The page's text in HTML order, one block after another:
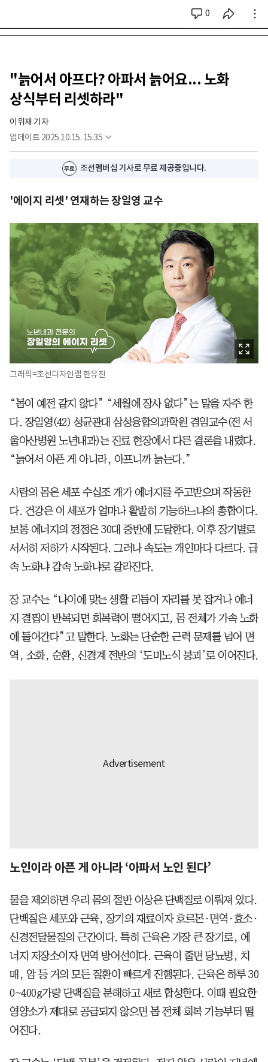
0
시리즈 전체
"늙어서 아프다? 아파서 늙어요... 노화
상식부터 리셋하라"
이위재 기자
업데이트 2025.10.15. 15:35
조선멤버십 기사로 무료 제공중입니다.
'에이지 리셋' 연재하는 장일영 교수
그래픽=조선디자인랩 한유진
“몸이 예전 같지 않다” “세월에 장사 없다”는 말을 자주 한
다. 장일영(42) 성균관대 삼성융합의과학원 겸임교수(전 서
울아산병원 노년내과)는 진료 현장에서 다른 결론을 내렸다.
“늙어서 아픈 게 아니라, 아프니까 늙는다.”
사람의 몸은 세포 수십조 개가 에너지를 주고받으며 작동한
다. 건강은 이 세포가 얼마나 활발히 기능하느냐의 총합이다.
보통 에너지의 정점은 30대 중반에 도달한다. 이후 장기별로
서서히 저하가 시작된다. 그러나 속도는 개인마다 다르다. 급
속 노화냐 감속 노화냐로 갈라진다.
장 교수는 “나이에 맞는 생활 리듬이 자리를 못 잡거나 에너
지 결핍이 반복되면 회복력이 떨어지고, 몸 전체가 가속 노화
에 들어간다”고 말한다. 노화는 단순한 근력 문제를 넘어 면
역, 소화, 순환, 신경계 전반의 ‘도미노식 붕괴’로 이어진다.
노인이라 아픈 게 아니라 ‘아파서 노인 된다’
물을 제외하면 우리 몸의 절반 이상은 단백질로 이뤄져 있다.
단백질은 세포와 근육, 장기의 재료이자 호르몬·면역·효소·
신경전달물질의 근간이다. 특히 근육은 가장 큰 장기로, 에
너지 저장소이자 면역 방어선이다. 근육이 줄면 당뇨병, 치
매, 암 등 거의 모든 질환이 빠르게 진행된다. 근육은 하루 30
0~400g가량 단백질을 분해하고 새로 합성한다. 이때 필요한
영양소가 제대로 공급되지 않으면 몸 전체 회복 기능부터 떨
어진다.